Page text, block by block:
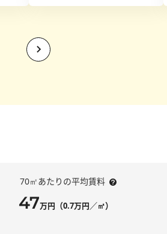
70㎡あたりの平均賃料
47万円（0.7万円／㎡）